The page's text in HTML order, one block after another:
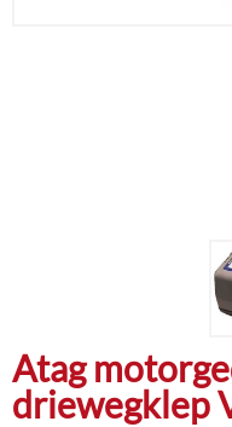
Atag
driewegklep